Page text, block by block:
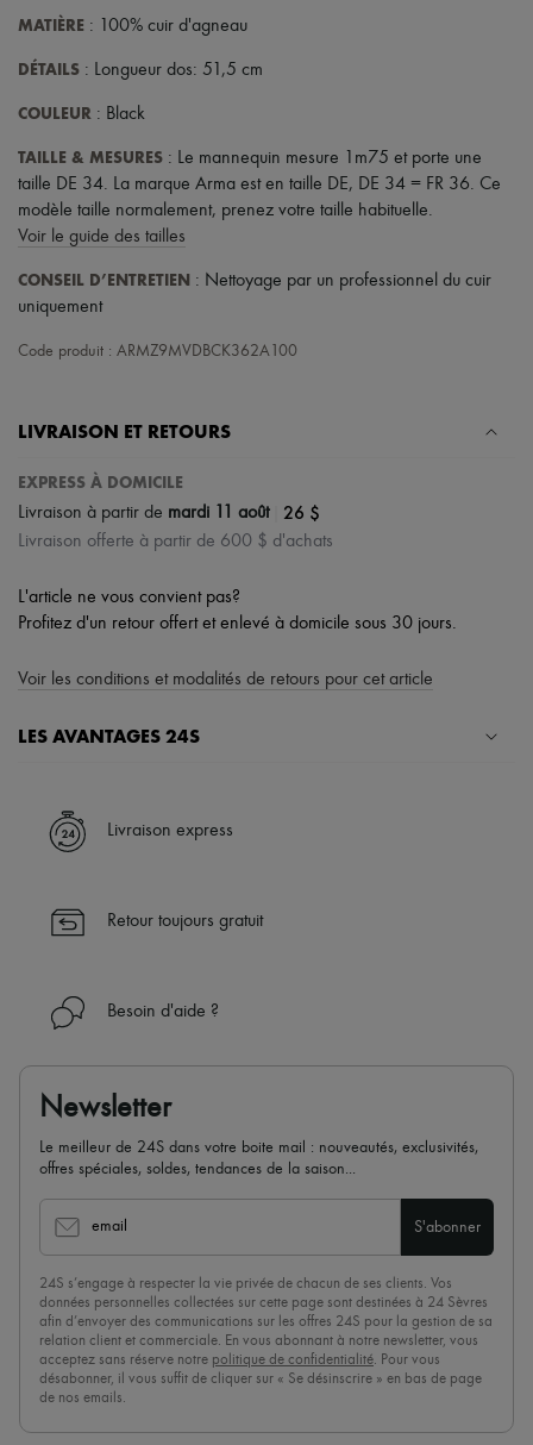
Chapeaux
Accessoires cheveux
Gants
Tous les produits
Boucles d'oreilles
Colliers
Bracelets
Beauté
Tous les produits
Bougies & Parfums d'intérieur
Soins cheveux
Format voyage
Ultimates
MATIÈRE : 100% cuir d'agneau
DÉTAILS : Longueur dos: 51,5 cm
COULEUR : Black
TAILLE & MESURES : Le mannequin mesure 1m75 et porte une
taille DE 34. La marque Arma est en taille DE, DE 34 = FR 36. Ce
modèle taille normalement, prenez votre taille habituelle.
Voir le guide des tailles
CONSEIL D’ENTRETIEN : Nettoyage par un professionnel du cuir
uniquement
Code produit : ARMZ9MVDBCK362A100
LIVRAISON ET RETOURS
EXPRESS À DOMICILE
Livraison à partir de mardi 11 août 26 $
Livraison offerte à partir de 600 $ d'achats
L'article ne vous convient pas?
Profitez d'un retour offert et enlevé à domicile sous 30 jours.
Voir les conditions et modalités de retours pour cet article
LES AVANTAGES 24S
✓ Bénéficiez de la livraison express dans plus de 100 pays
✓ Soyez libre de changer d’avis, les retours sont toujours offerts
client 24h/24
En savoir plus sur 24S, une maison du groupe LVMH
Livraison express
Retour toujours gratuit
Besoin d'aide ?
Newsletter
Le meilleur de 24S dans votre boite mail : nouveautés, exclusivités,
offres spéciales, soldes, tendances de la saison...
email S'abonner
24S s’engage à respecter la vie privée de chacun de ses clients. Vos
données personnelles collectées sur cette page sont destinées à 24 Sèvres
afin d’envoyer des communications sur les offres 24S pour la gestion de sa
relation client et commerciale. En vous abonnant à notre newsletter, vous
acceptez sans réserve notre politique de confidentialité. Pour vous
désabonner, il vous suffit de cliquer sur « Se désinscrire » en bas de page
de nos emails.